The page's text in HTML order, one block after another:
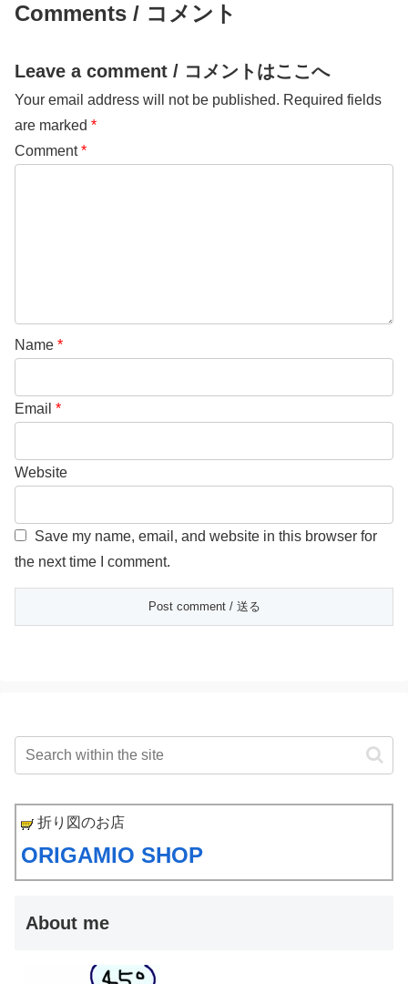
Comments / コメント
Leave a comment / コメントはここへ
Your email address will not be published. Required fields
are marked *
Comment*
Name *
Email *
Website
Save my name, email, and website in this browser for
the next time I comment.
折り図のお店
ORIGAMIO SHOP
About me